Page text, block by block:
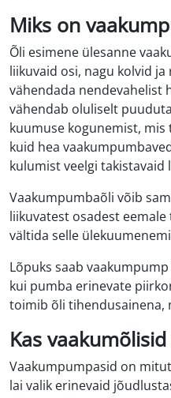
Miks on
Õli esimene ülesanne
liikuvaid osi, nagu kolvid
vähendada nendevahelist
vähendab oluliselt
kuumuse kogunemist, mis
kuid hea
kulumist veelgi takistavaid
Vaakumpumbaõli võib
liikuvatest osadest
vältida selle
Lõpuks saab
kui pumba erinevate
toimib õli tihendusainena,
Kas
Vaakumpumpasid on
lai valik erinevaid